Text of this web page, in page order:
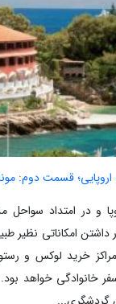
قسمت دوم:
در امتداد سواحل
داشتن امکاناتی
خرید لوکس و
خانوادگی خواهد بود.